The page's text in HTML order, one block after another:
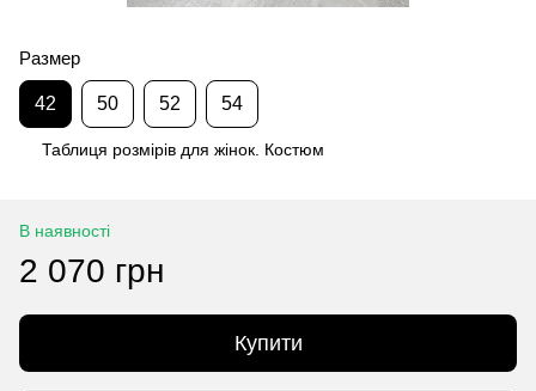
Размер
42 50 52 54
Таблиця розмірів для жінок. Костюм
В наявності
2 070 грн
Купити